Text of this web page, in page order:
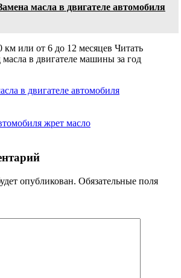
масла в двигателе автомобиля
или от 6 до 12 месяцев Читать
в двигателе машины за год
в двигателе автомобиля
жрет масло
опубликован. Обязательные поля